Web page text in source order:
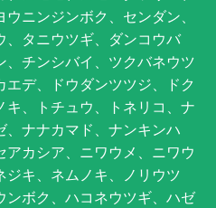
ニンジンボク、センダン、
、タニウツギ、ダンコウバ
チンシバイ、ツクバネウツ
デ、ドウダンツツジ、ドク
、トチュウ、トネリコ、ナ
ナナカマド、ナンキンハ
カシア、ニワウメ、ニワウ
キ、ネムノキ、ノリウツ
ボク、ハコネウツギ、ハゼ